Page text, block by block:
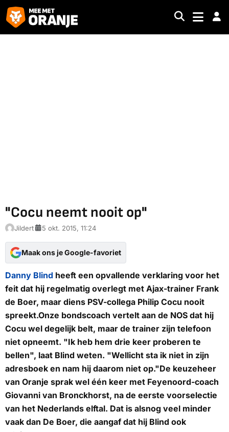
"Cocu neemt nooit op"
Jildert 5 okt. 2015, 11:24
Maak ons je Google-favoriet
Danny Blind heeft een opvallende verklaring voor het
feit dat hij regelmatig overlegt met Ajax-trainer Frank
de Boer, maar diens PSV-collega Philip Cocu nooit
spreekt.Onze bondscoach vertelt aan de NOS dat hij
Cocu wel degelijk belt, maar de trainer zijn telefoon
niet opneemt. "Ik heb hem drie keer proberen te
bellen", laat Blind weten. "Wellicht sta ik niet in zijn
adresboek en nam hij daarom niet op."De keuzeheer
van Oranje sprak wel één keer met Feyenoord-coach
Giovanni van Bronckhorst, na de eerste voorselectie
van het Nederlands elftal. Dat is alsnog veel minder
vaak dan De Boer, die aangaf dat hij Blind ook